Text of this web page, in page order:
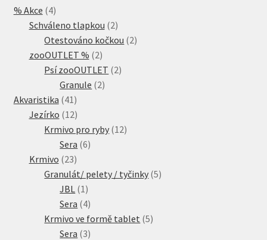
% Akce 44
produkty
Schváleno tlapkou 22
produkty
Otestováno kočkou 22
zooOUTLET % 22
produkty
Psí zooOUTLET 22
Granule 22
Akvaristika 41 41
produktů
Jezírko 1212
produktů
Krmivo pro ryby 1212
Sera 66
Krmivo 2323
produktů
Granulát/ pelety / tyčinky 55
JBL 1 1
produkt
Sera 44
produkty
Krmivo ve formě tablet 55
Sera 33